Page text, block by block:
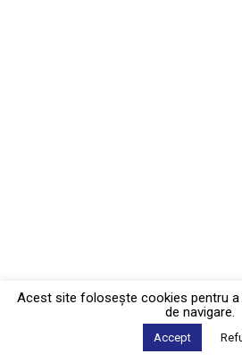
Acest site foloseşte cookies pentru a
de navigare.
Accept